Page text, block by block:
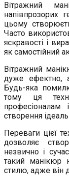
Вітражний
напівпрозорих
цьому
Часто
яскравості і
як самостійний
Вітражний
дуже ефектно,
Будь-яка
тому ця
професіоналам
створення
Переваги цієї
дозволяє
незвично і
такий манікюр
стилю, адже він